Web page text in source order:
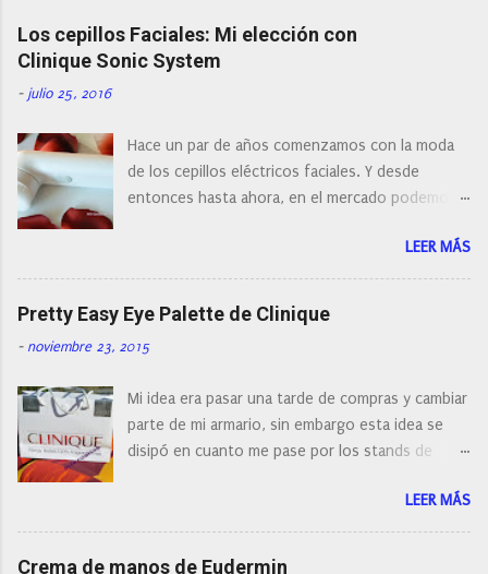
a
r
u
n
o
m
e
n
t
a
o
Los cepillos Faciales: Mi elección con
Clinique Sonic System
- julio 25, 2016
Hace un par de años comenzamos con la moda
de los cepillos eléctricos faciales. Y desde
entonces hasta ahora, en el mercado podemos
con diferentes características, a pilas, a batería,
cepillos de rotación o de oscilación... y
naturalmente de todos los precios. Existe en la
actualidad tal variedad, que antes de hacer la
compra debemos de hacernos unas preguntas:
post os voy a dar mi opinión de porque elegí mi
cepillo facial de Clinique
LEER MÁS
Pretty Easy Eye Palette de Clinique
- noviembre 23, 2015
Mi idea era pasar una tarde de compras y cambiar
parte de mi armario, sin embargo esta idea se
disipó en cuanto me pase por los stands de
resistirse a esta paleta de colores de Clinique.
LEER MÁS
Crema de manos de Eudermin